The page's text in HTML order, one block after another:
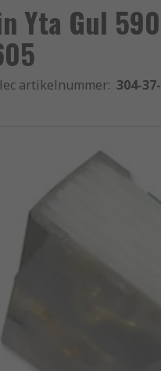
Yta Gul
artikelnummer: 304-